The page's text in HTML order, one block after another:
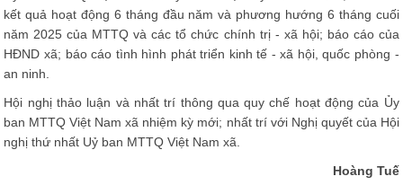
kết quả hoạt động 6 tháng đầu năm và phương hướng 6 tháng cuối
năm 2025 của MTTQ và các tổ chức chính trị - xã hội; báo cáo của
HĐND xã; báo cáo tình hình phát triển kinh tế - xã hội, quốc phòng -
an ninh.
Hội nghị thảo luận và nhất trí thông qua quy chế hoạt động của Ủy
ban MTTQ Việt Nam xã nhiệm kỳ mới; nhất trí với Nghị quyết của Hội
nghị thứ nhất Uỷ ban MTTQ Việt Nam xã.
Hoàng Tuế